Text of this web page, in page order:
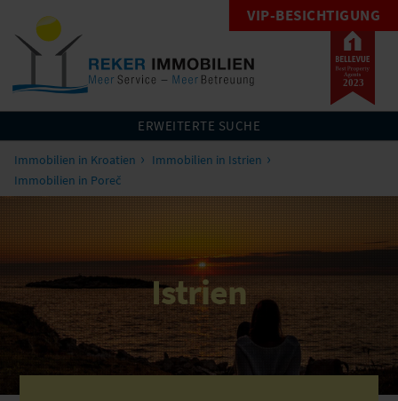
VIP-BESICHTIGUNG
ERWEITERTE SUCHE
Immobilien in Kroatien
Immobilien in Istrien
Immobilien in Poreč
Istrien